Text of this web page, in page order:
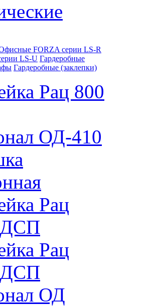
FORZA серии LS-R
LS-U Гардеробные
Гардеробные (заклепки)
Рац 800
ОД-410
Рац
ДСП
Рац
ДСП
ОД